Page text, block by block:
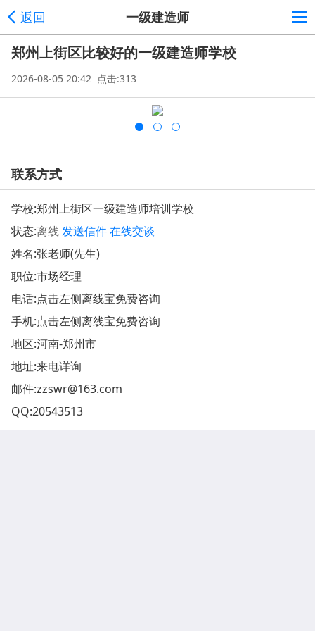
返回 一级建造师
郑州上街区比较好的一级建造师学校
2026-08-05 20:42 点击:313
联系方式
学校:郑州上街区一级建造师培训学校
状态:离线发送信件在线交谈
姓名:张老师(先生)
职位:市场经理
电话:点击左侧离线宝免费咨询
手机:点击左侧离线宝免费咨询
地区:河南-郑州市
地址:来电详询
邮件:zzswr@163.com
QQ:20543513